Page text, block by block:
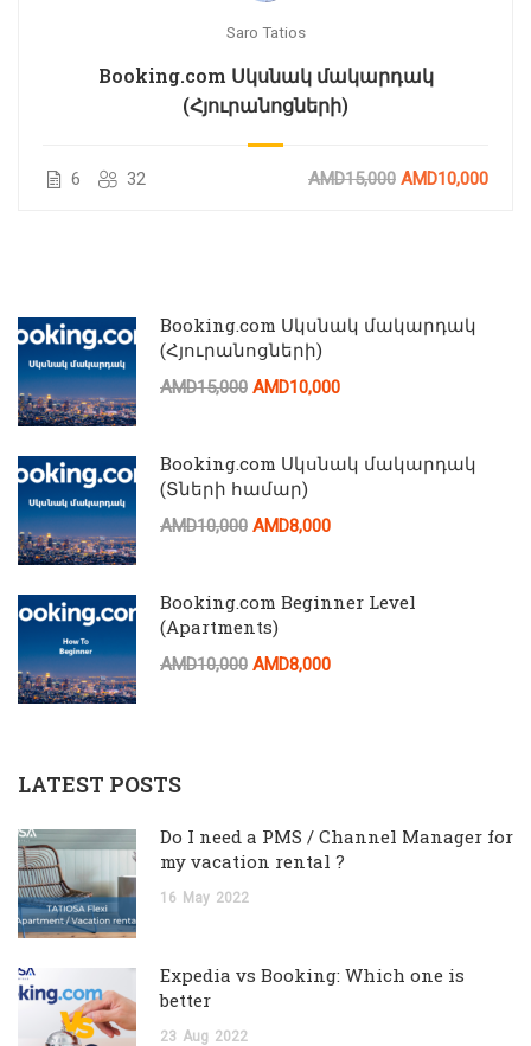
Saro Tatios
Booking.com Սկսնակ մակարդակ
(Հյուրանոցների)
6 32 AMD15,000 AMD10,000
Booking.com Սկսնակ մակարդակ
(Հյուրանոցների)
AMD15,000 AMD10,000
Booking.com Սկսնակ մակարդակ
(Տների համար)
AMD10,000 AMD8,000
Booking.com Beginner Level
(Apartments)
AMD10,000 AMD8,000
LATEST POSTS
Do I need a PMS / Channel Manager for
my vacation rental ?
16 May 2022
Expedia vs Booking: Which one is
better
23 Aug 2022